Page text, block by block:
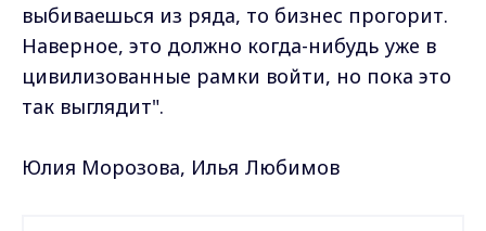
выбиваешься из ряда, то бизнес прогорит.
Наверное, это должно когда-нибудь уже в
цивилизованные рамки войти, но пока это
так выглядит".
Юлия Морозова, Илья Любимов